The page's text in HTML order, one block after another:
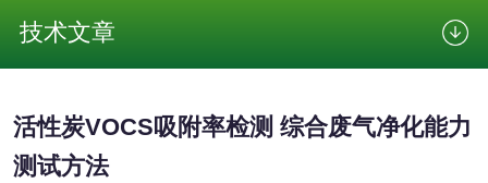
技术文章
活性炭VOCS吸附率检测 综合废气净化能力
测试方法
霉菌污染分析